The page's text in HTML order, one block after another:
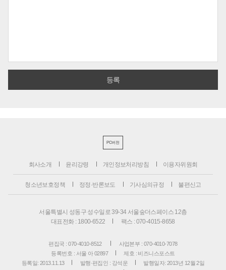
PC버전
회사소개 윤리강령 개인정보처리방침 이용자위원회
청소년보호정책 정정·반론보도 기사심의규정 불편신고
서울특별시 성동구 성수일로 39-34 서울숲더스페이스 12층
대표전화 : 1800-6522
팩스 : 070-4015-8658
편집국 : 070-4010-8512
사업본부 : 070-4010-7078
등록번호 : 서울 아 02897
제호 : 비즈니스포스트
등록일: 2013.11.13
발행·편집인 : 강석운
발행일자: 2013년 12월 2일